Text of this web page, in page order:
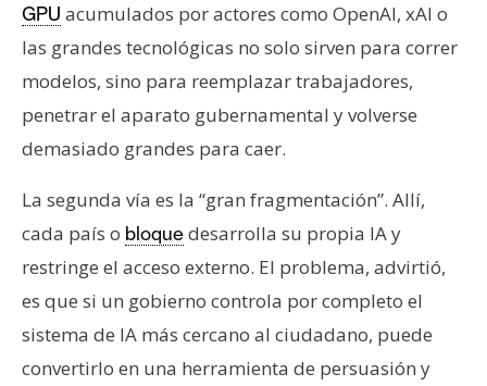
GPU acumulados por actores como OpenAI, xAI o
las grandes tecnológicas no solo sirven para correr
modelos, sino para reemplazar trabajadores,
penetrar el aparato gubernamental y volverse
demasiado grandes para caer.
La segunda vía es la “gran fragmentación”. Allí,
cada país o bloquedesarrolla su propia IA y
restringe el acceso externo. El problema, advirtió,
es que si un gobierno controla por completo el
sistema de IA más cercano al ciudadano, puede
convertirlo en una herramienta de persuasión y